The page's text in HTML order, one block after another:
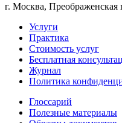
г. Москва,
Услуги
Практика
Стоимость услуг
Бесплатная
Журнал
Политика
Глоссарий
Полезные материалы